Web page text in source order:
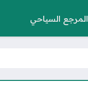
المرجع السياحي